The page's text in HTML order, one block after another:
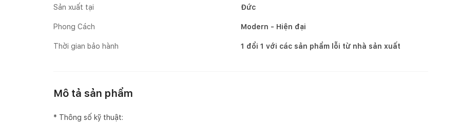
Sản xuất tại Đức
Phong Cách Modern - Hiện đại
Thời gian bảo hành 1 đổi 1 với các sản phẩm lỗi từ nhà sản xuất
Mô tả sản phẩm
* Thông số kỹ thuật: